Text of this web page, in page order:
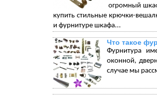
огромный
купить стильные крючки-
и фурнитуре шкафа...
Что такое
Фурнитура
оконной,
случае мы